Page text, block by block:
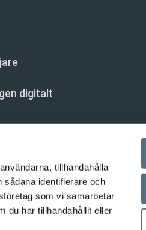
tillhandahålla
identifierare och
som vi samarbetar
du har tillhandahållit eller
digitalt
och liknande) är inte